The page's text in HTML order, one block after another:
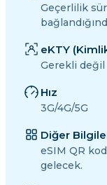
Geçerlilik
eKTY
Gerekli değil
Hız
3G/4G/5G
Diğer
eSIM QR
gelecek.